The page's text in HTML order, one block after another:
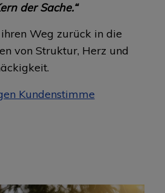
der Sache.“
Weg zurück in die
von Struktur, Herz und
Kundenstimme